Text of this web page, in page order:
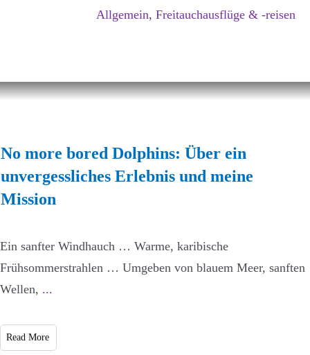
Allgemein, Freitauchausflüge & -reisen
No more bored Dolphins: Über ein
unvergessliches Erlebnis und meine
Mission
Ein sanfter Windhauch … Warme, karibische
Frühsommerstrahlen … Umgeben von blauem Meer, sanften
Wellen, ...
Read More